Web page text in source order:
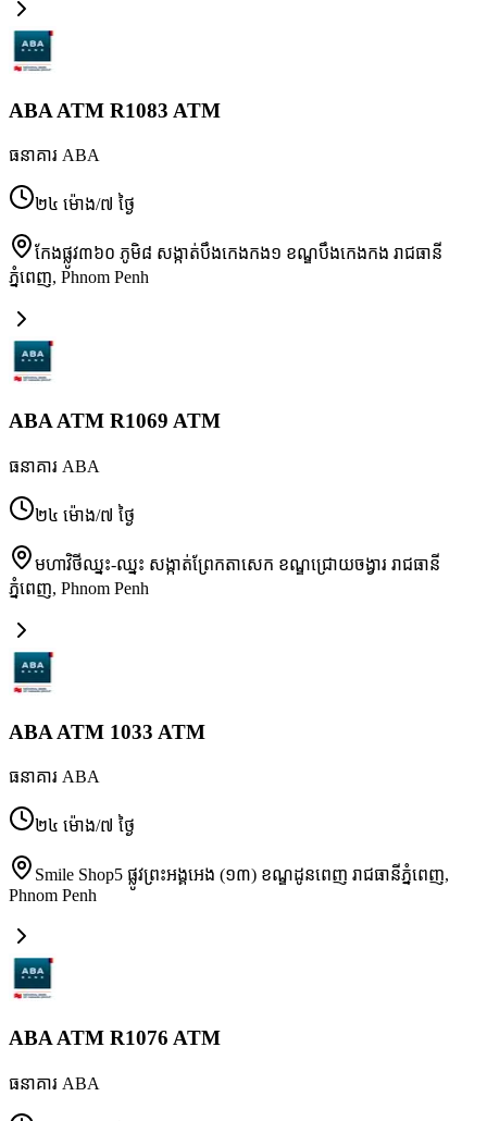
ABA ATM R1083 ATM
ធនាគារ ABA
២៤ ម៉ោង/៧ ថ្ងៃ
កែងផ្លូវ៣៦០ ភូមិ៨ សង្កាត់បឹងកេងកង១ ខណ្ឌបឹងកេងកង រាជធានី
ភ្នំពេញ, Phnom Penh
ABA ATM R1069 ATM
ធនាគារ ABA
២៤ ម៉ោង/៧ ថ្ងៃ
មហាវិថីឈ្នះ-ឈ្នះ សង្កាត់ព្រែកតាសេក ខណ្ឌជ្រោយចង្វារ រាជធានី
ភ្នំពេញ, Phnom Penh
ABA ATM 1033 ATM
ធនាគារ ABA
២៤ ម៉ោង/៧ ថ្ងៃ
Smile Shop5 ផ្លូវព្រះអង្គអេង (១៣) ខណ្ឌដូនពេញ រាជធានីភ្នំពេញ,
Phnom Penh
ABA ATM R1076 ATM
ធនាគារ ABA